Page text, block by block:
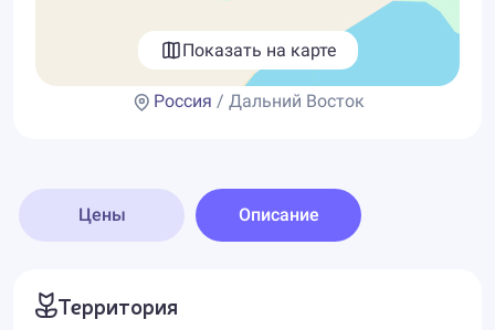
Показать на карте
Россия / Дальний Восток
Цены Описание
Территория